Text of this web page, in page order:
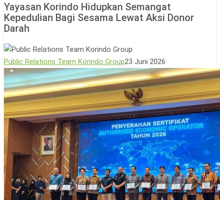
Hidupkan
Semangat
Bagi
Sesama
Lewat
Aksi
Donor
Darah
Yayasan Korindo Hidupkan Semangat
Kepedulian Bagi Sesama Lewat Aksi Donor
Darah
Public Relations Team Korindo Group23 Juni 2026